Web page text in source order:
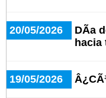
20/05/2026
DÃ­a
hacia
19/05/2026